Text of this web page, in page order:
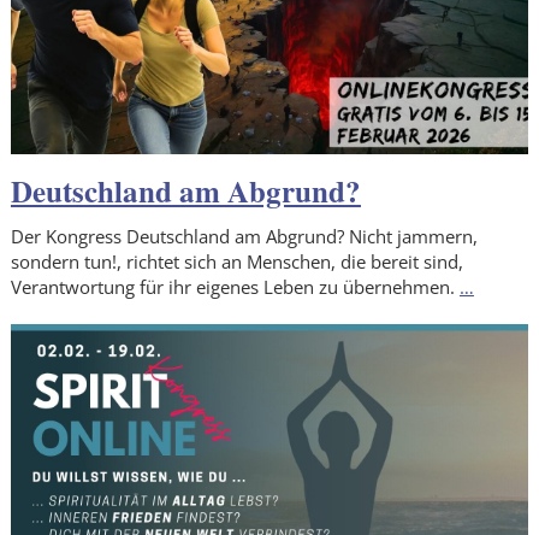
Deutschland am Abgrund?
Der Kongress Deutschland am Abgrund? Nicht jammern,
sondern tun!, richtet sich an Menschen, die bereit sind,
Verantwortung für ihr eigenes Leben zu übernehmen. …